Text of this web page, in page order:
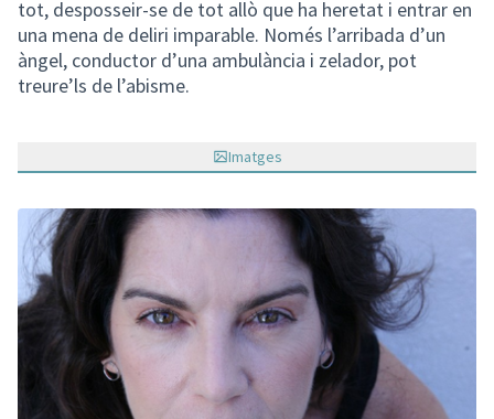
tot, desposseir-se de tot allò que ha heretat i entrar en
una mena de deliri imparable. Només l’arribada d’un
àngel, conductor d’una ambulància i zelador, pot
treure’ls de l’abisme.
Imatges